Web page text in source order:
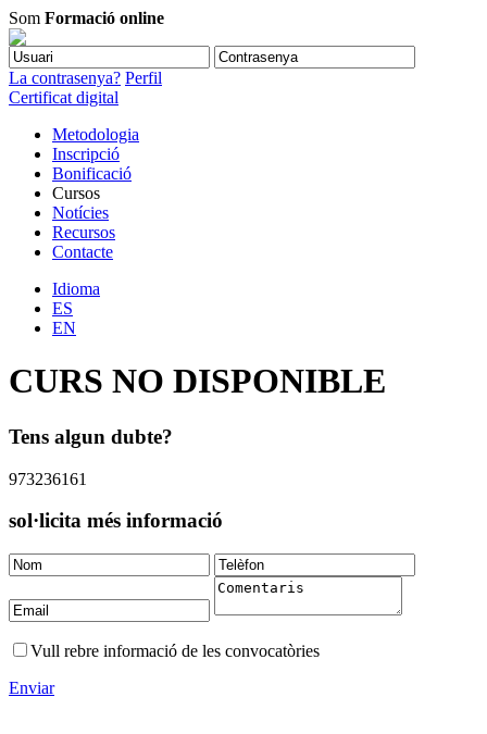
Som Formació online
La contrasenya? Perfil
Certificat digital
Metodologia
Inscripció
Bonificació
Cursos
Notícies
Recursos
Contacte
Idioma
ES
EN
CURS NO DISPONIBLE
Tens algun dubte?
973236161
sol·licita més informació
Vull rebre informació de les convocatòries
Enviar